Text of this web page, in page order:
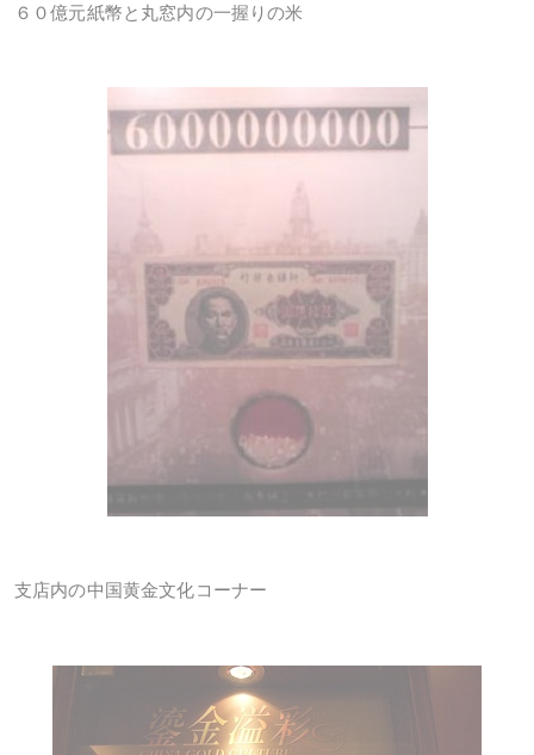
６０億元紙幣と丸窓内の一握りの米
支店内の中国黄金文化コーナー